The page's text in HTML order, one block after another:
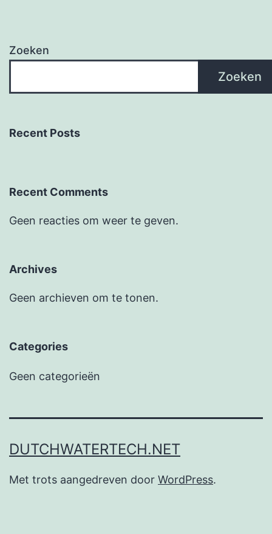
Zoeken
Zoeken
Recent Posts
Recent Comments
Geen reacties om weer te geven.
Archives
Geen archieven om te tonen.
Categories
Geen categorieën
DUTCHWATERTECH.NET
Met trots aangedreven door WordPress.